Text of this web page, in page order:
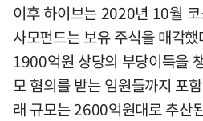
이후 하이브는 2020년 10월
사모펀드는 보유 주식을 매각
1900억원 상당의 부당이득을
모 혐의를 받는 임원들까지 포
래 규모는 2600억원대로 추산